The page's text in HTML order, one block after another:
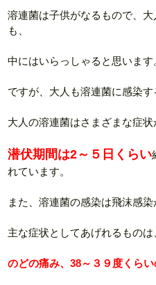
溶連菌は子供がなるもので、
も、
中にはいらっしゃると思います
ですが、大人も溶連菌に感染
大人の溶連菌はさまざまな症状
潜伏期間は2～５日くらい
れています。
また、溶連菌の感染は飛沫感
主な症状としてあげれるものは
のどの痛み、38～３９度くら